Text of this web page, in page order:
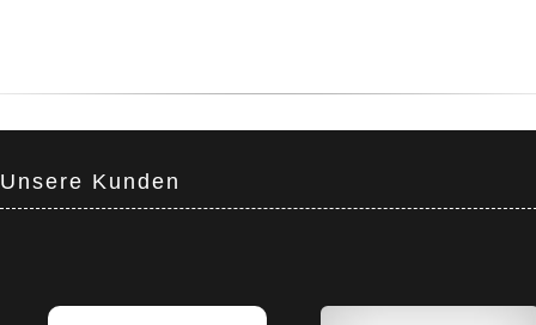
Unsere Kunden